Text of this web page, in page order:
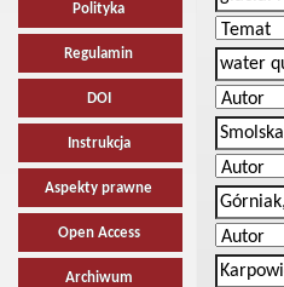
Polityka
Regulamin
DOI
Instrukcja
Aspekty prawne
Open Access
Archiwum